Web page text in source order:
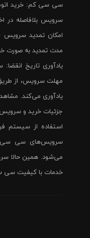
سی سی کم: خرید
سرویس بلافاصله در
امکان تمدید سرویس
مدت تمدید به صورت
مهلت سرویس، از
یادآوری می‌کند.
جزئیات خرید و
استفاده از سیستم
سرویس‌های سی سی
می‌شود. همین حالا
خدمات با کیفیت سی